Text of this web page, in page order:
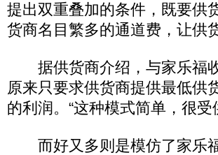
提出双重叠加的条件，既要供
货商名目繁多的通道费，让供
据供货商介绍，与家乐福
原来只要求供货商提供最低供
的利润。“这种模式简单，很受
而好又多则是模仿了家乐